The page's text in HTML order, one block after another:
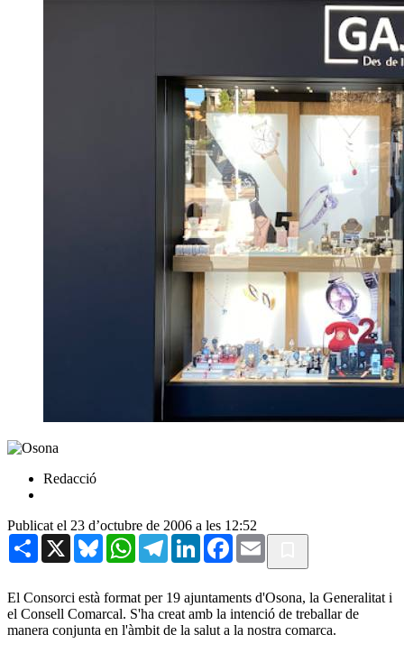
Redacció
Publicat el 23 d’octubre de 2006 a les 12:52
Share X BlueskyWhatsAppTelegramLinkedInFacebook
Email
El Consorci està format per 19 ajuntaments d'Osona, la Generalitat i
el Consell Comarcal. S'ha creat amb la intenció de treballar de
manera conjunta en l'àmbit de la salut a la nostra comarca.